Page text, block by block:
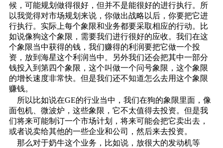
候，可能规划做得很好，但并不是能很好的进行执行。所
以我觉得对市场规划来说，你做出战略以后，你要把它进
行执行。实际上每个象限和业务都要采取相应的行动。比
如说像狗这个象限，需要我们进行很好的应收。我们在这
个象限当中获得的钱，我们赚得的利润要把它做一个投
资，放到海星这个利润当中。另外我们还会把其中一部分
钱投入到第四个象限，这个叫做一个问号象限，这个象限
的增长速度非常快。但是我们还不知道怎么去用这个象限
赚钱。
所以比如说在GE的行业当中，我们在狗的象限里面，像
面包机、微波炉，这些象限，它不太值得去投资。但是我
们将来可能制订一个市场计划，将来可能会把它卖出去，
或者说卖给其他的一些企业和公司，然后来去投资。
那么对于奶牛这个业务，比如说，放很大的发动机等